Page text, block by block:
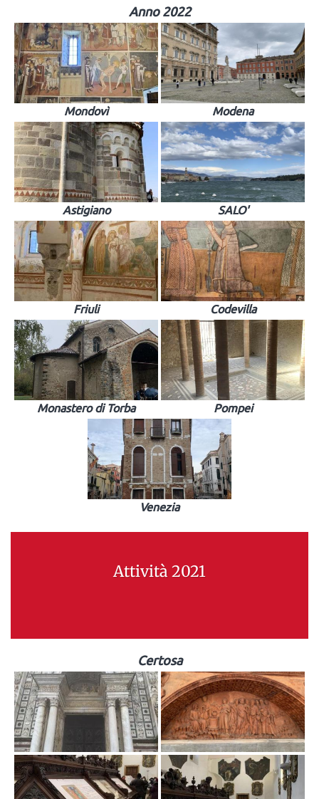
Anno 2022
Mondovì Modena
Astigiano SALO'
Friuli Codevilla
Monastero di Torba Pompei
Venezia
Attività 2021
Certosa